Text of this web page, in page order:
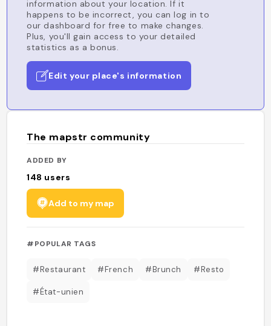
information about your location. If it
happens to be incorrect, you can log in to
our dashboard for free to make changes.
Plus, you'll gain access to your detailed
statistics as a bonus.
Edit your place's information
The mapstr community
ADDED BY
148 users
Add to my map
#POPULAR TAGS
#Restaurant #French #Brunch #Resto
#État-unien